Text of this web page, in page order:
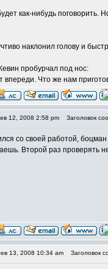
как-нибудь поговорить.
наклонил голову и
пробурчал под нос:
впереди. Что же нам
12, 2008 2:58 pm Заголовок
со своей работой,
Второй раз проверять
13, 2008 10:34 am Заголовок